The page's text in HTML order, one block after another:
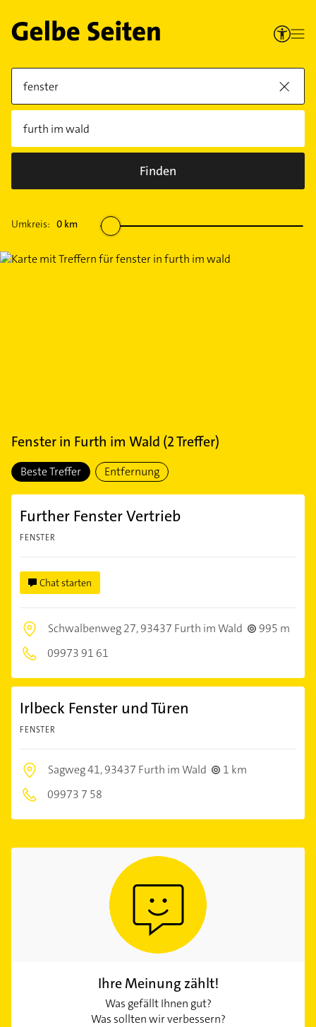
Finden
Umkreis: 0 km
Fensterin Furth im Wald (2Treffer)
Beste Treffer Entfernung
Further Fenster Vertrieb
FENSTER
Chat starten
Schwalbenweg 27,93437 Furth im Wald
995 m
09973 91 61
Irlbeck Fenster und Türen
FENSTER
Sagweg 41,93437 Furth im Wald
1 km
09973 7 58
Ihre Meinung zählt!
Was gefällt Ihnen gut?
Was sollten wir verbessern?